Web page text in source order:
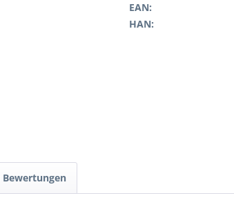
EAN:
HAN:
Bewertungen